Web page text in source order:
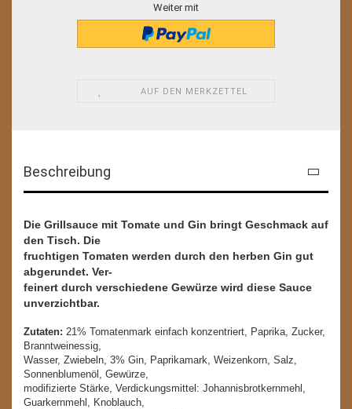
Weiter mit
AUF DEN MERKZETTEL
Beschreibung
Die Grillsauce mit Tomate und Gin bringt Geschmack auf
den Tisch. Die
fruchtigen Tomaten werden durch den herben Gin gut
abgerundet. Ver-
feinert durch verschiedene Gewürze wird diese Sauce
unverzichtbar.
Zutaten: 21% Tomatenmark einfach konzentriert, Paprika, Zucker,
Branntweinessig,
Wasser, Zwiebeln, 3% Gin, Paprikamark, Weizenkorn, Salz,
Sonnenblumenöl, Gewürze,
modifizierte Stärke, Verdickungsmittel: Johannisbrotkernmehl,
Guarkernmehl, Knoblauch,